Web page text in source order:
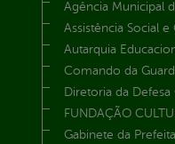
Agência Municipal
Assistência Social e
Autarquia
Comando da
Diretoria da Defesa
FUNDAÇÃO
Gabinete da Prefeita